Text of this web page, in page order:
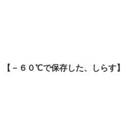
【－６０℃で保存した、しらす】